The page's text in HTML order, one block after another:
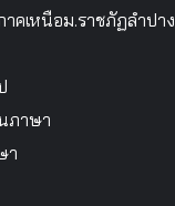
คเหนือม.ราชภัฏลำปาง
ภาษา
า